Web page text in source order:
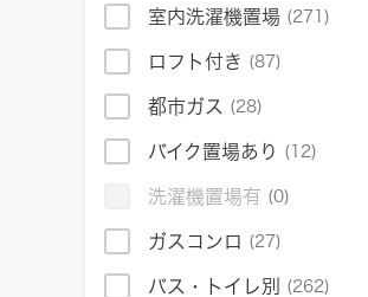
室内洗濯機置場 (271)
ロフト付き (87)
都市ガス (28)
バイク置場あり (12)
洗濯機置場有 (0)
ガスコンロ (27)
バス・トイレ別 (262)